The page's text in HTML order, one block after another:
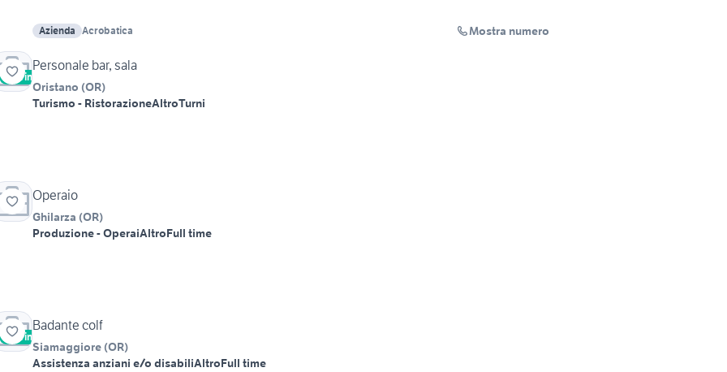
Azienda Acrobatica Mostra numero
Vetrina
Personale bar, sala
Oristano (OR)
Turismo - RistorazioneAltroTurni
Operaio
Ghilarza (OR)
Produzione - OperaiAltroFull time
Vetrina
Badante colf
Siamaggiore (OR)
Assistenza anziani e/o disabiliAltroFull time